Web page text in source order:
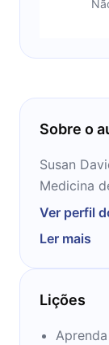
Sobre o
Susan
Medicina
diretora
Escreveu
nomeado
Amazon
psicóloga
Ver perfil
Ler mais
Lições